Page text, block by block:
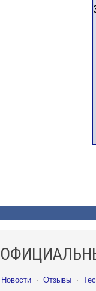
Новости · Отзывы ·